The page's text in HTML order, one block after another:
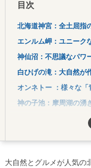
目次
北海道神宮：全土屈指
エンルム岬：ユニーク
神仙沼：不思議なパワ
白ひげの滝：大自然が
オンネトー ：様々な
神の子池：摩周湖の湧
神威古潭：アイヌの人
摩周湖：世界トップク
大自然とグルメが人気の